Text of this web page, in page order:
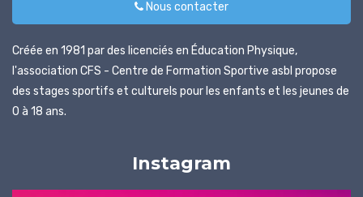
JOBS
Journées
sportives
Contact
Nous contacter
Créée en 1981 par des licenciés en Éducation Physique,
l'association CFS - Centre de Formation Sportive asbl propose
des stages sportifs et culturels pour les enfants et les jeunes de
0 à 18 ans.
Instagram